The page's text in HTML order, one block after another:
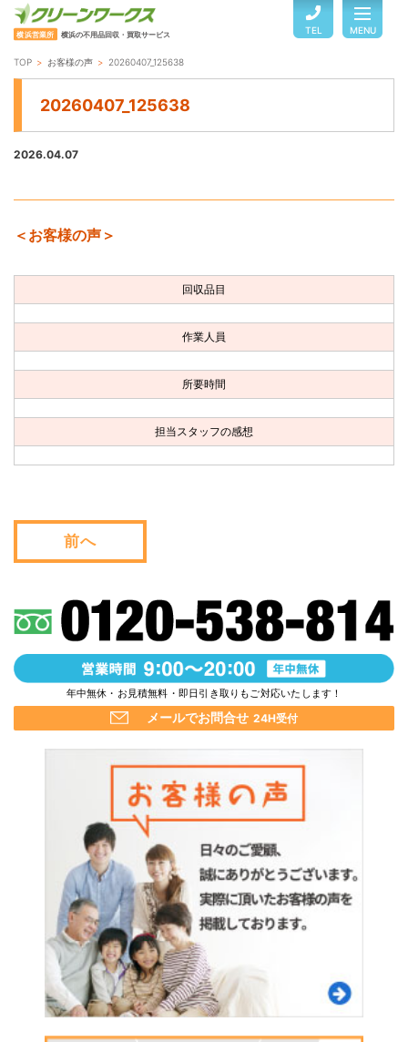
横浜営業所 横浜の不用品回収・買取サービス TEL MENU
TOP
ご利用の流れ
お客様の声
お問い合わせ
会社概要
WEB割引券プレゼント！
TOP お客様の声 20260407_125638
20260407_125638
2026.04.07
＜お客様の声＞
回収品目
作業人員
所要時間
担当スタッフの感想
前へ
年中無休・お見積無料・即日引き取りもご対応いたします！
メールでお問合せ 24H受付